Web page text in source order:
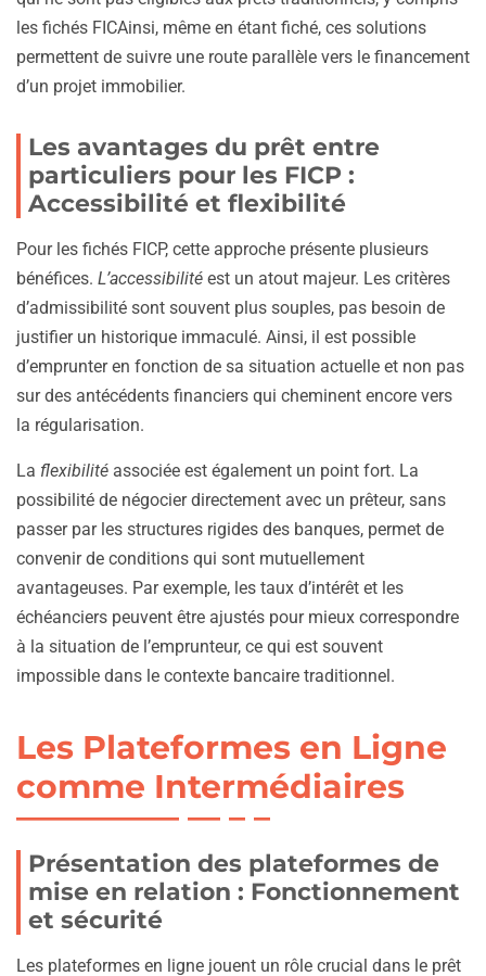
les fichés FICAinsi, même en étant fiché, ces solutions
permettent de suivre une route parallèle vers le financement
d’un projet immobilier.
Les avantages du prêt entre
particuliers pour les FICP :
Accessibilité et flexibilité
Pour les fichés FICP, cette approche présente plusieurs
bénéfices. L’accessibilité est un atout majeur. Les critères
d’admissibilité sont souvent plus souples, pas besoin de
justifier un historique immaculé. Ainsi, il est possible
d’emprunter en fonction de sa situation actuelle et non pas
sur des antécédents financiers qui cheminent encore vers
la régularisation.
La flexibilité associée est également un point fort. La
possibilité de négocier directement avec un prêteur, sans
passer par les structures rigides des banques, permet de
convenir de conditions qui sont mutuellement
avantageuses. Par exemple, les taux d’intérêt et les
échéanciers peuvent être ajustés pour mieux correspondre
à la situation de l’emprunteur, ce qui est souvent
impossible dans le contexte bancaire traditionnel.
Les Plateformes en Ligne
comme Intermédiaires
Présentation des plateformes de
mise en relation : Fonctionnement
et sécurité
Les plateformes en ligne jouent un rôle crucial dans le prêt